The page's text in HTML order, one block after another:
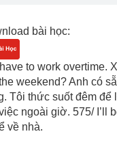
bài học:
to work overtime.
weekend? Anh có
Tôi thức suốt đêm để
ngoài giờ. 575/ I’ll
về nhà.